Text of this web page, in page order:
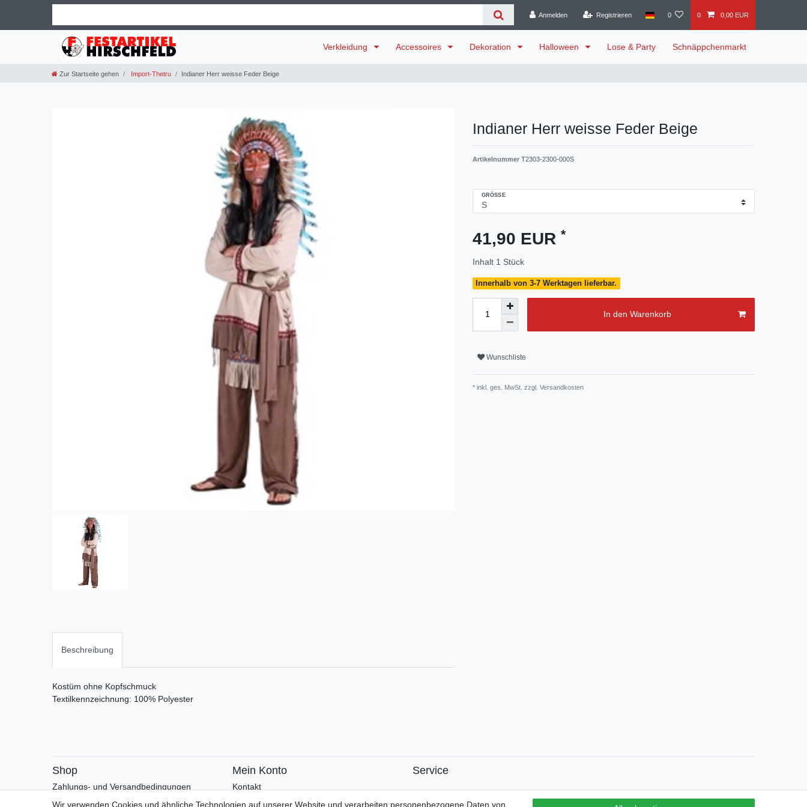
Anmelden Registrieren 0 0 0,00 EUR
Verkleidung Accessoires Dekoration Halloween Lose & Party Schnäppchenmarkt
Zur Startseite gehen Import-Thetru Indianer Herr weisse Feder Beige
Indianer Herr weisse Feder Beige
Artikelnummer T2303-2300-000S
GRÖSSE
41,90 EUR *
Inhalt 1 Stück
Innerhalb von 3-7 Werktagen lieferbar.
In den Warenkorb
Wunschliste
* inkl. ges. MwSt. zzgl. Versandkosten
Beschreibung
Kostüm ohne Kopfschmuck
Textilkennzeichnung: 100% Polyester
Shop
Zahlungs- und Versandbedingungen
Warenkorb
Mein Konto
Kontakt
Facebook
Service
Wir verwenden Cookies und ähnliche Technologien auf unserer Website und verarbeiten personenbezogene Daten von